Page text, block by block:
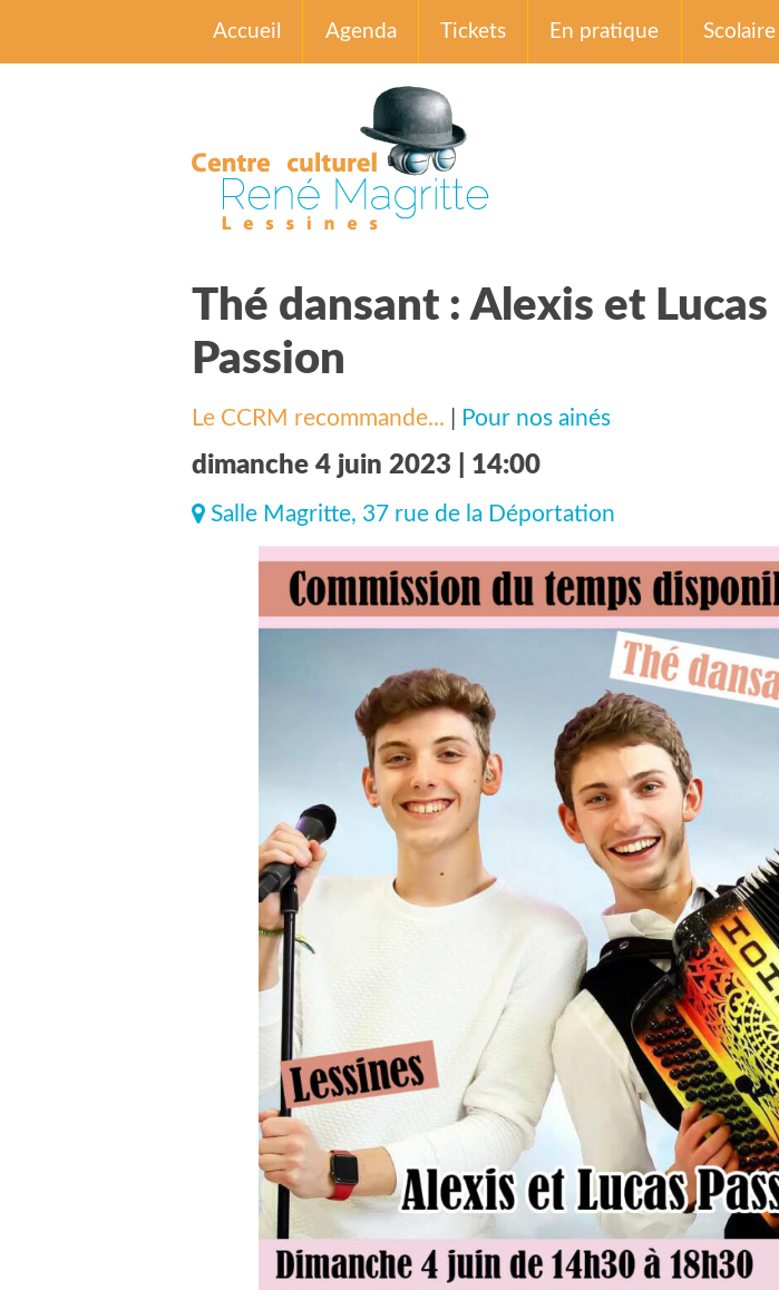
Accueil Agenda Tickets En pratique Scolaire
Thé dansant : Alexis et Lucas
Passion
Le CCRM recommande... Pour nos ainés
dimanche 4 juin 2023 | 14:00
Salle Magritte, 37 rue de la Déportation